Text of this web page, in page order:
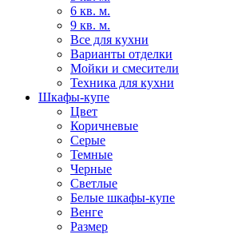
6 кв. м.
9 кв. м.
Все для кухни
Варианты отделки
Мойки и смесители
Техника для кухни
Шкафы-купе
Цвет
Коричневые
Серые
Темные
Черные
Светлые
Белые шкафы-купе
Венге
Размер